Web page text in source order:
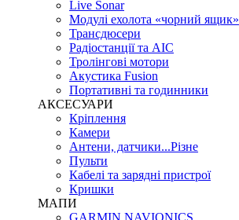
Live Sonar
Модулі ехолота «чорний ящик»
Трансдюсери
Радіостанції та АІС
Тролінгові мотори
Акустика Fusion
Портативні та годинники
АКСЕСУАРИ
Кріплення
Камери
Антени, датчики...Різне
Пульти
Кабелі та зарядні пристрої
Кришки
МАПИ